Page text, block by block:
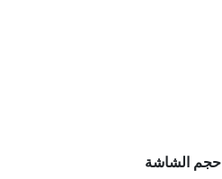
حجم الشاشة